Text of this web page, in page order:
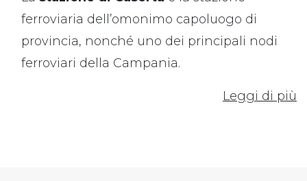
ferroviaria dell’omonimo capoluogo di
provincia, nonché uno dei principali nodi
ferroviari della Campania.
Leggi di più